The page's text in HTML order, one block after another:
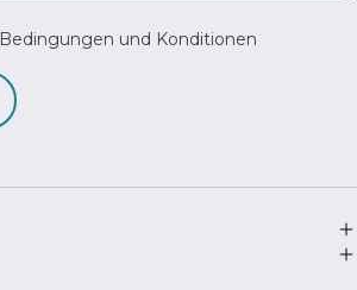
Bedingungen und Konditionen